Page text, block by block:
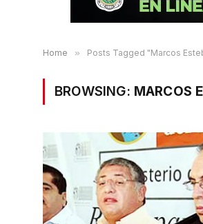
Home » Posts Tagged "Marcos
BROWSING: MARCOS